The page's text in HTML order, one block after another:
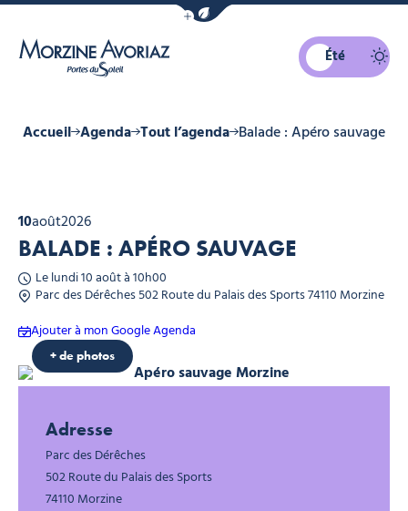
Afficher la barre de navigation du
Été
Accueil Agenda Tout l’agenda Balade : Apéro sauvage
10août2026
BALADE : APÉRO SAUVAGE
Le lundi 10 août à 10h00
Parc des Dérêches 502 Route du Palais des Sports 74110 Morzine
Ajouter à mon Google Agenda
Apéro sauvage Morzine, © Office
+ de photos
PLantes sauvages à croquer morzine, © office de tourisme
de tourisme
Adresse
Parc des Dérêches
502 Route du Palais des Sports
74110 Morzine